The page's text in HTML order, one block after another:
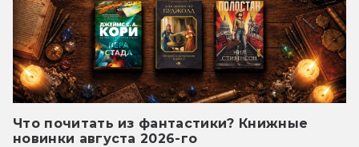
Что почитать из фантастики? Книжные
новинки августа 2026-го